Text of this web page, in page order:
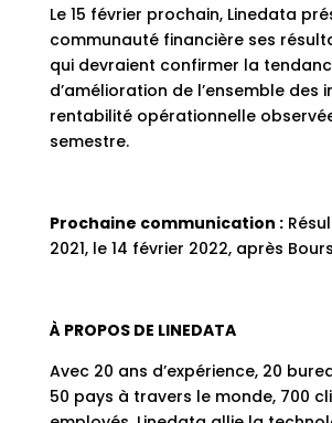
Le 15 février prochain, Linedata
communauté financière ses
qui devraient confirmer la
d’amélioration de l’ensemble des
rentabilité opérationnelle
semestre.
Prochaine communication :
2021, le 14 février 2022, après
À PROPOS DE LINEDATA
Avec 20 ans d’expérience, 20
50 pays à travers le monde, 700